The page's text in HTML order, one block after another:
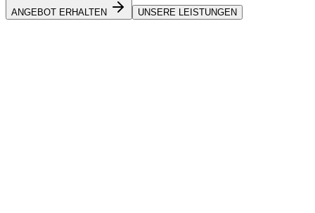
ANGEBOT ERHALTEN UNSERE LEISTUNGEN